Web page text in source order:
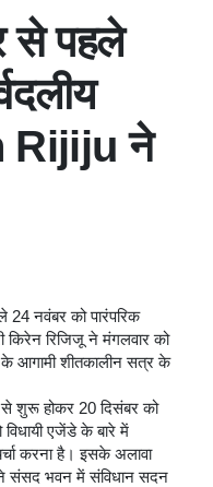
से पहले
Rijiju ने
नवंबर को पारंपरिक
किरेन रिजिजू ने मंगलवार को
आगामी शीतकालीन सत्र के
से शुरू होकर 20 दिसंबर को
विधायी एजेंडे के बारे में
करना है। इसके अलावा
संसद भवन में संविधान सदन